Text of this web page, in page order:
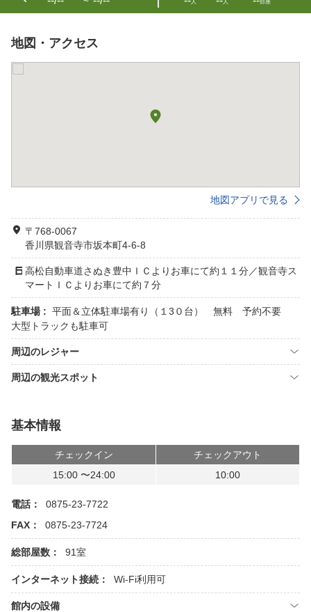
人 人 部屋
地図・アクセス
地図アプリで見る
〒768-0067
香川県観音寺市坂本町4-6-8
高松自動車道さぬき豊中ＩＣよりお車にて約１１分／観音寺ス
マートＩＣよりお車にて約７分
駐車場 : 平面＆立体駐車場有り（１3０台） 無料 予約不要
大型トラックも駐車可
周辺のレジャー
周辺の観光スポット
基本情報
チェックイン
チェックアウト
15:00 〜24:00
10:00
電話：
0875-23-7722
FAX：
0875-23-7724
総部屋数： 91室
インターネット接続： Wi-Fi利用可
館内の設備